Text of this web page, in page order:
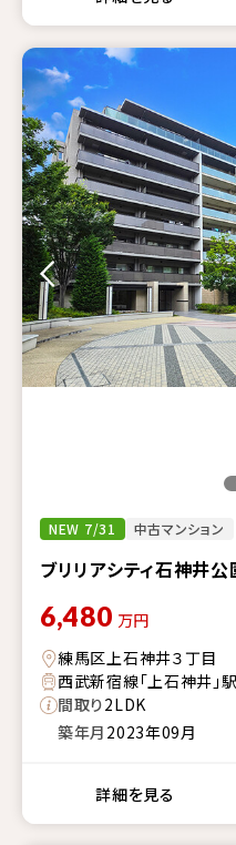
NEW 7/31 中古マンション
ブリリアシティ石神井公
6,480 万円
練馬区上石神井３丁目
西武新宿線「上石神井
間取り2LDK
築年月 2023年09月
詳細を見る